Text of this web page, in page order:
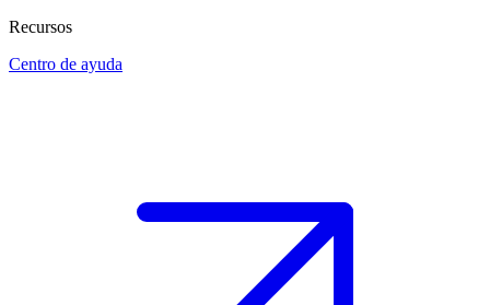
Recursos
Centro de ayuda